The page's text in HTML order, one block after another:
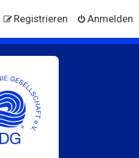
Anmelden
Registrieren